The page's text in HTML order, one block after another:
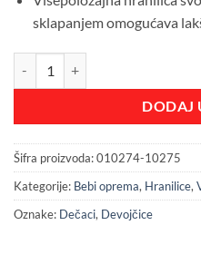
sklapanjem omogućava
DODAJ
Šifra proizvoda:010274-10275
Kategorije: Bebi oprema, Hranilice,
Oznake: Dečaci, Devojčice